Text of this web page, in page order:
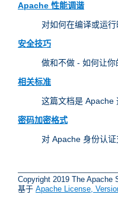
Apache 性能调谐
对如何在编译或运
安全技巧
做和不做 - 如何让你
相关标准
这篇文档是 Apache
密码加密格式
对 Apache 身份认证
Copyright 2019 The Apache
基于 Apache License,